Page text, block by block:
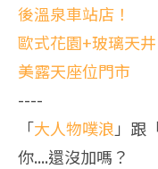
後溫泉車站店！
歐式花園+玻璃天
美露天座位門市
----
「大人物噗浪 」跟
你....還沒加嗎？